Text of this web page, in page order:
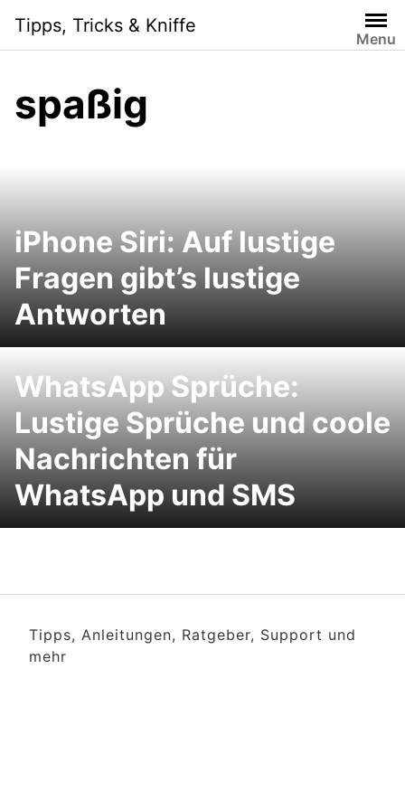
content
Tipps, Tricks & Kniffe
Menu
spaßig
iPhone Siri: Auf lustige
Fragen gibt’s lustige
Antworten
WhatsApp Sprüche:
Lustige Sprüche und coole
Nachrichten für
WhatsApp und SMS
Tipps, Anleitungen, Ratgeber, Support und
mehr